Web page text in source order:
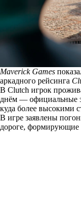
Maverick Games
аркадного рейсинга
В Clutch игрок
днём — официальные
куда более высокими
В игре заявлены
дороге, формирующие